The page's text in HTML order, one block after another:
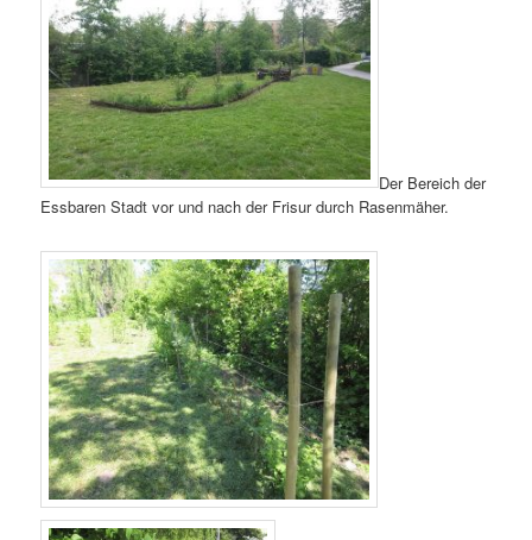
Der Bereich der
Essbaren Stadt vor und nach der Frisur durch Rasenmäher.